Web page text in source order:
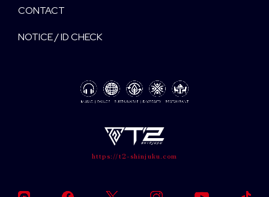
CONTACT
NOTICE / ID CHECK
https://t2-shinjuku.com